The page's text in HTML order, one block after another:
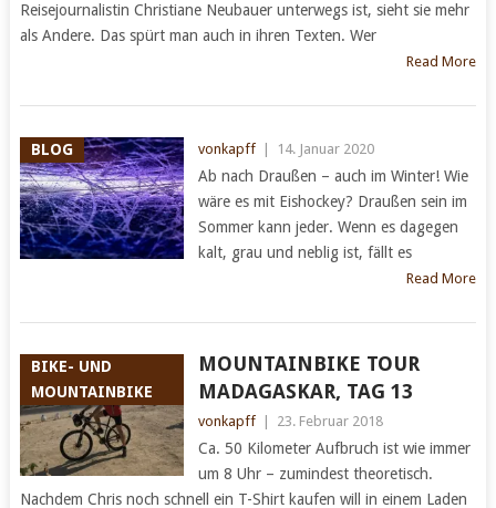
Reisejournalistin Christiane Neubauer unterwegs ist, sieht sie mehr
als Andere. Das spürt man auch in ihren Texten. Wer
Read More
BLOG vonkapff 14. Januar 2020
Ab nach Draußen – auch im Winter! Wie
wäre es mit Eishockey? Draußen sein im
Sommer kann jeder. Wenn es dagegen
kalt, grau und neblig ist, fällt es
Read More
BIKE- UND
MOUNTAINBIKE
MOUNTAINBIKE TOUR
MADAGASKAR, TAG 13
vonkapff 23. Februar 2018
Ca. 50 Kilometer Aufbruch ist wie immer
um 8 Uhr – zumindest theoretisch.
Nachdem Chris noch schnell ein T-Shirt kaufen will in einem Laden